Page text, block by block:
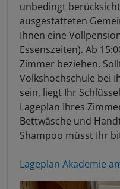
unbedingt
ausgestatteten
Ihnen eine
Essenszeiten). Ab
Zimmer beziehen.
Volkshochschule bei
sein, liegt Ihr
Lageplan Ihres
Bettwäsche und
Shampoo müsst Ihr
Lageplan Akademie